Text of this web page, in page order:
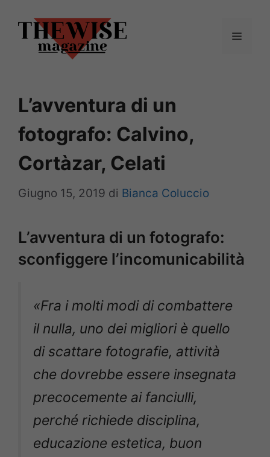
contenuto
Menu
L’avventura di un
fotografo: Calvino,
Cortàzar, Celati
Giugno 15, 2019 di Bianca Coluccio
L’avventura di un fotografo:
sconfiggere l’incomunicabilità
«Fra i molti modi di combattere
il nulla, uno dei migliori è quello
di scattare fotografie, attività
che dovrebbe essere insegnata
precocemente ai fanciulli,
perché richiede disciplina,
educazione estetica, buon